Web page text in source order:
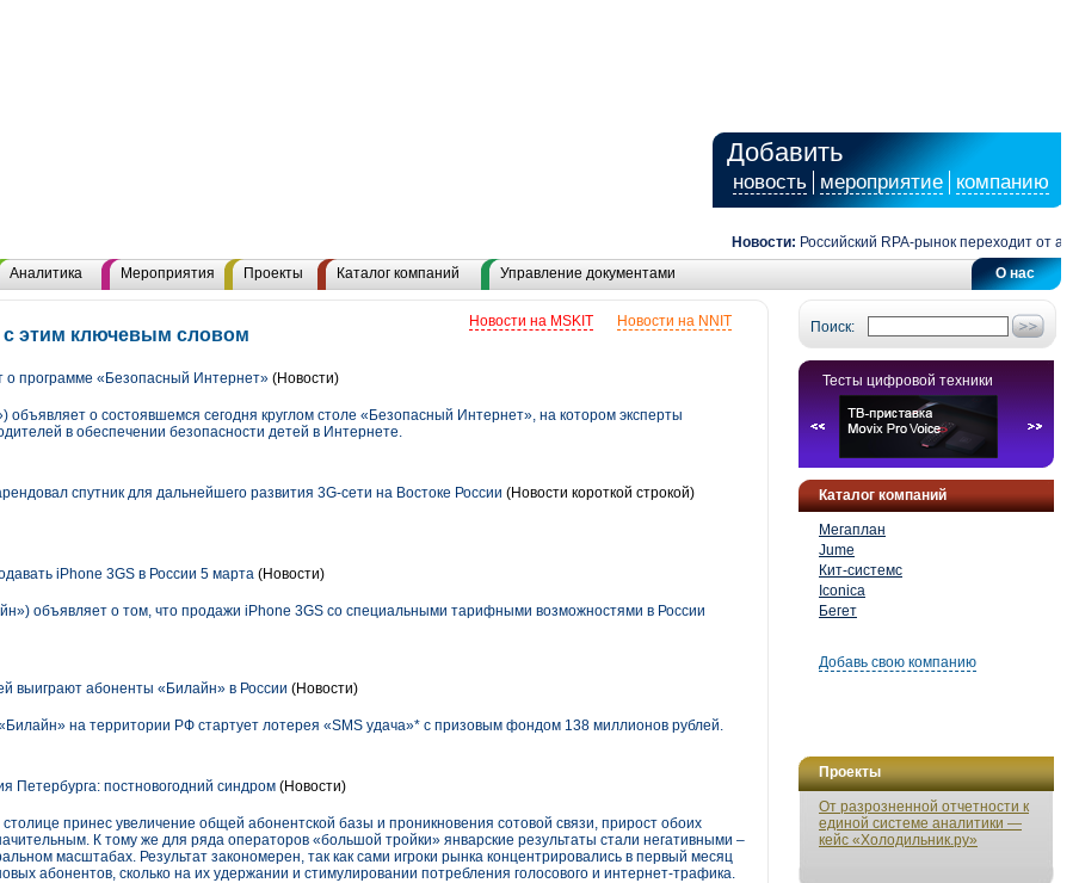
Добавить
новость мероприятие компанию
Новости: Российский RPA-рынок переходит от
О нас
Аналитика Мероприятия Проекты Каталог компаний Управление документами
Поиск:
Тесты цифровой техники
Каталог компаний
Мегаплан
Jume
Кит-системс
Iconica
Бегет
Добавь свою компанию
Проекты
От разрозненной отчетности к
единой системе аналитики —
кейс «Холодильник.ру»
Новости на NNIT
Новости на MSKIT
этим ключевым словом
о программе «Безопасный Интернет» (Новости)
о состоявшемся сегодня круглом столе «Безопасный Интернет», на котором эксперты
в обеспечении безопасности детей в Интернете.
спутник для дальнейшего развития 3G-сети на Востоке России (Новости короткой строкой)
iPhone 3GS в России 5 марта (Новости)
объявляет о том, что продажи iPhone 3GS со специальными тарифными возможностями в России
выиграют абоненты «Билайн» в России (Новости)
на территории РФ стартует лотерея «SMS удача»* с призовым фондом 138 миллионов рублей.
Петербурга: постновогодний синдром (Новости)
принес увеличение общей абонентской базы и проникновения сотовой связи, прирост обоих
К тому же для ряда операторов «большой тройки» январские результаты стали негативными –
масштабах. Результат закономерен, так как сами игроки рынка концентрировались в первый месяц
абонентов, сколько на их удержании и стимулировании потребления голосового и интернет-трафика.